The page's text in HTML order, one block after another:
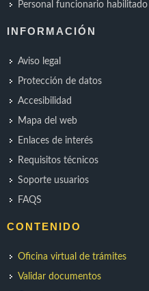
Personal funcionario habilitado
INFORMACIÓN
Aviso legal
Protección de datos
Accesibilidad
Mapa del web
Enlaces de interés
Requisitos técnicos
Soporte usuarios
FAQS
CONTENIDO
Oficina virtual de trámites
Validar documentos